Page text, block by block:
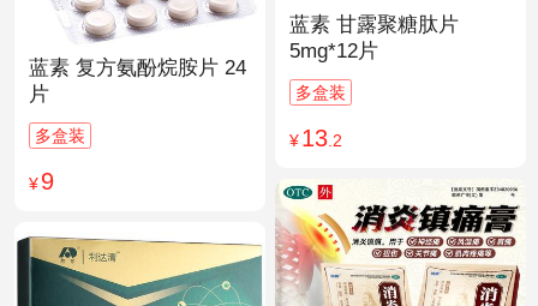
蓝素 甘露聚糖肽片
5mg*12片
多盒装
¥13.2
蓝素 复方氨酚烷胺片 24
片
多盒装
¥9